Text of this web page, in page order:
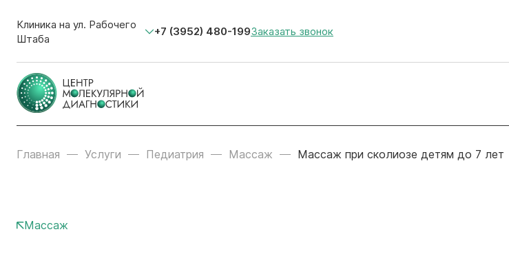
Клиника на ул. Рабочего
Штаба
+7 (3952) 480-199Заказать звонок
Главная Услуги Педиатрия Массаж Массаж при сколиозе детям до 7 лет
Массаж